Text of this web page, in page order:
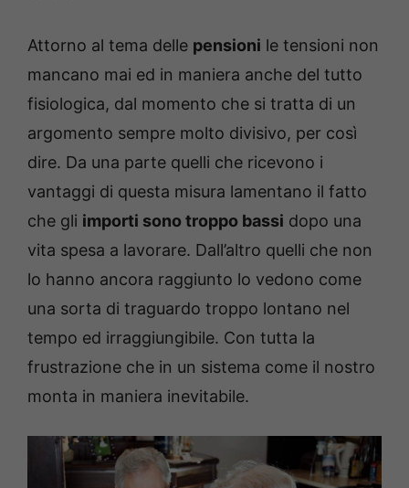
Attorno al tema delle pensioni le tensioni non
mancano mai ed in maniera anche del tutto
fisiologica, dal momento che si tratta di un
argomento sempre molto divisivo, per così
dire. Da una parte quelli che ricevono i
vantaggi di questa misura lamentano il fatto
che gli importi sono troppo bassi dopo una
vita spesa a lavorare. Dall’altro quelli che non
lo hanno ancora raggiunto lo vedono come
una sorta di traguardo troppo lontano nel
tempo ed irraggiungibile. Con tutta la
frustrazione che in un sistema come il nostro
monta in maniera inevitabile.